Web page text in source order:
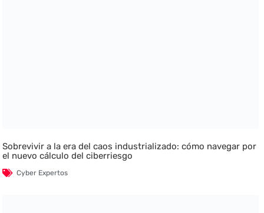
Sobrevivir a la era del caos industrializado: cómo navegar por
el nuevo cálculo del ciberriesgo
Cyber Expertos